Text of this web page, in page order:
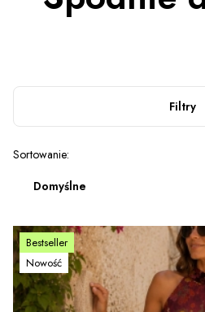
Filtry
Lista produktów
Sortowanie:
Domyślne
Bestseller
Nowość